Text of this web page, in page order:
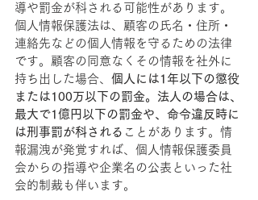
導や罰金が科される可能性があります。
個人情報保護法は、顧客の氏名・住所・
連絡先などの個人情報を守るための法律
です。顧客の同意なくその情報を社外に
持ち出した場合、 個人には1年以下の懲役
または100万以下の罰金。法人の場合は、
最大で1億円以下の罰金や、命令違反時に
は刑事罰が科される ことがあります。情
報漏洩が発覚すれば、個人情報保護委員
会からの指導や企業名の公表といった社
会的制裁も伴います。